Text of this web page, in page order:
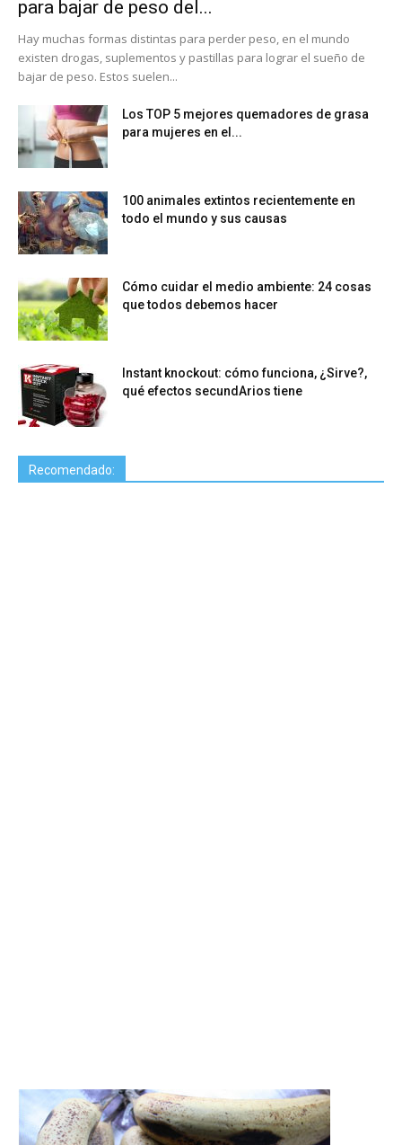
para bajar de peso del...
Hay muchas formas distintas para perder peso, en el mundo
existen drogas, suplementos y pastillas para lograr el sueño de
bajar de peso. Estos suelen...
Los TOP 5 mejores quemadores de grasa
para mujeres en el...
100 animales extintos recientemente en
todo el mundo y sus causas
Cómo cuidar el medio ambiente: 24 cosas
que todos debemos hacer
Instant knockout: cómo funciona, ¿Sirve?,
qué efectos secundArios tiene
Recomendado: